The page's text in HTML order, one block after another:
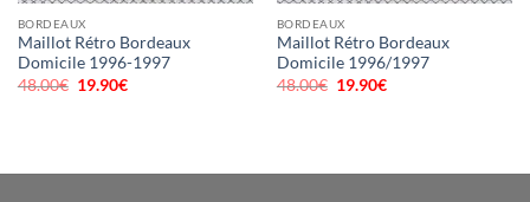
BORDEAUX
Maillot Rétro Bordeaux
Domicile 1996-1997
48.00€ Le
19.90€Le
BORDEAUX
Maillot Rétro Bordeaux
Domicile 1996/1997
48.00€ Le
19.90€Le